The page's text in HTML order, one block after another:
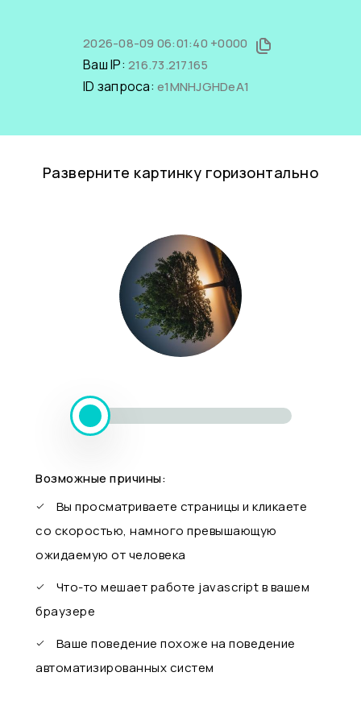
2026-08-09 06:01:40 +0000
Ваш IP: 216.73.217.165
ID запроса: e1MNHJGHDeA1
Разверните картинку горизонтально
Возможные причины:
Вы просматриваете страницы и кликаете
со скоростью, намного превышающую
ожидаемую от человека
Что-то мешает работе javascript в вашем
браузере
Ваше поведение похоже на поведение
автоматизированных систем